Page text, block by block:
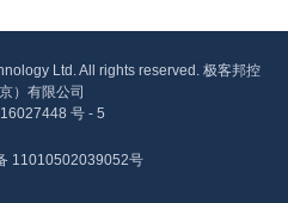
Ltd. All rights reserved. 极客邦控
）有限公司
号 - 5
11010502039052号